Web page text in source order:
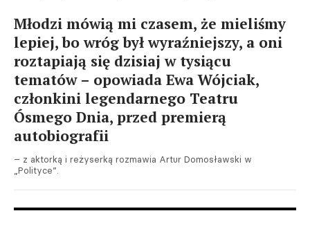
Młodzi mówią mi czasem, że mieliśmy
lepiej, bo wróg był wyraźniejszy, a oni
roztapiają się dzisiaj w tysiącu
tematów – opowiada Ewa Wójciak,
członkini legendarnego Teatru
Ósmego Dnia, przed premierą
autobiografii
– z aktorką i reżyserką rozmawia Artur Domosławski w
„Polityce”.